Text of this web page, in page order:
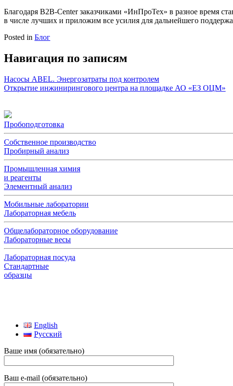
Благодаря B2B-Center заказчиками «ИнПроТех» в разное время
в числе лучших и приложим все усилия для дальнейшего
Posted in Блог
Навигация по записям
Насосы ABEL. Энергозатраты под контролем
Открытие инжинирингового центра на площадке АО «ЕЗ ОЦМ»
Пробоподготовка
Собственное производство
Пробирный анализ
Промышленная химия
и реагенты
Элементный анализ
Мобильные лаборатории
Лабораторная мебель
Общелабораторное оборудование
Лабораторные весы
Лабораторная посуда
Стандартные
образцы
English
Русский
Ваше имя (обязательно)
Ваш e-mail (обязательно)